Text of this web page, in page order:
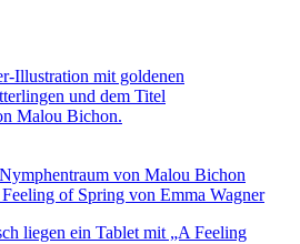
Nymphentraum von Malou Bichon
of Spring von Emma Wagner